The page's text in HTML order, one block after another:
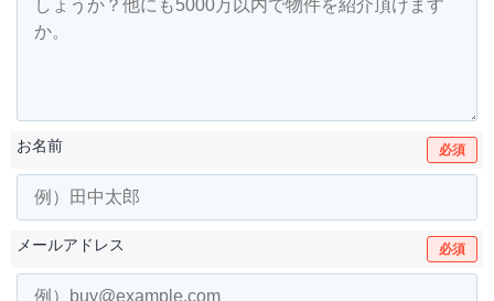
お名前 必須
メールアドレス 必須